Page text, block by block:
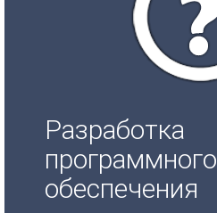
Разработка
программного
обеспечения